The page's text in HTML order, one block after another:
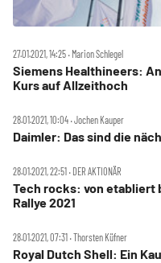
27.01.2021, 14:25 ‧ Marion Schlegel
Siemens Healthineers:
Kurs auf Allzeithoch
28.01.2021, 10:04 ‧ Jochen Kauper
Daimler: Das sind die
28.01.2021, 22:51 ‧ DER AKTIONÄR
Tech rocks: von etabliert
Rallye 2021
28.01.2021, 07:31 ‧ Thorsten Küfner
Royal Dutch Shell: Ein